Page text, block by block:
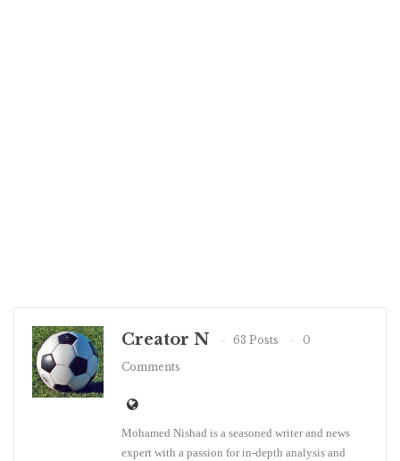
Creator N 63 Posts
0
Comments
Mohamed Nishad is a seasoned writer and news
expert with a passion for in-depth analysis and